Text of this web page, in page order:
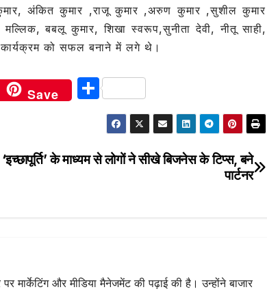
अंकित कुमार ,राजू कुमार ,अरुण कुमार ,सुशील कुमार
बबलू कुमार, शिखा स्वरूप,सुनीता देवी, नीतू साही,
कार्यक्रम को सफल बनाने में लगे थे।
Save
S
h
ar
e
‘इच्छापूर्ति’ के माध्यम से लोगों ने सीखे बिजनेस के टिप्स, बने
पार्टनर
मार्केटिंग और मीडिया मैनेजमेंट की पढ़ाई की है। उन्होंने बाजार